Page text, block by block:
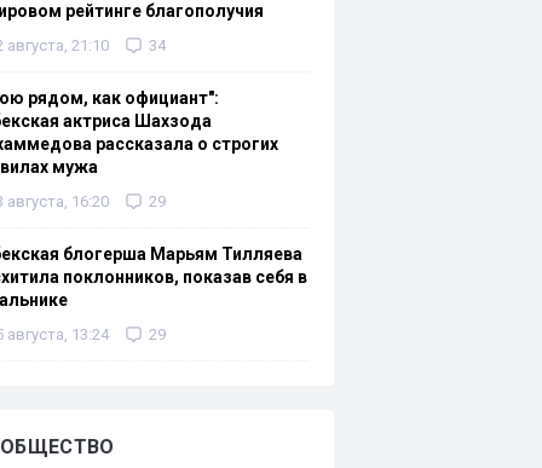
рейтинге благополучия
августа, 21:10 34
рядом, как официант":
актриса Шахзода
рассказала о строгих
мужа
августа, 16:20 29
блогерша Марьям Тилляева
поклонников, показав себя в
августа, 13:24 29
ОБЩЕСТВО